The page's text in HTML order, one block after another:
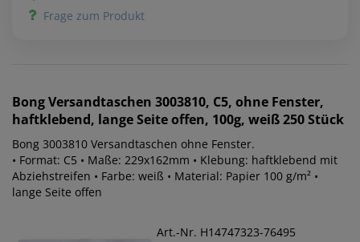
Frage zum Produkt
BongVersandtaschen 3003810, C5, ohne Fenster,
haftklebend, lange Seite offen, 100g, weiß 250 Stück
Bong 3003810 Versandtaschen ohne Fenster.
• Format: C5 • Maße: 229x162mm • Klebung: haftklebend mit
Abziehstreifen • Farbe: weiß • Material: Papier 100 g/m² •
lange Seite offen
Art.-Nr. H14747323-76495